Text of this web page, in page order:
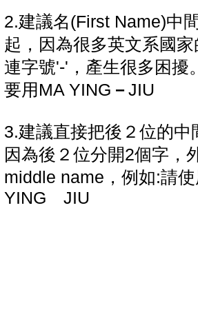
2.建議名(First Name)中
起，因為很多英文系國
連字號'-'，產生很多困擾
要用MA YING －JIU
3.建議直接把後２位的
因為後２位分開2個字，
middle name，例如:請
YING JIU